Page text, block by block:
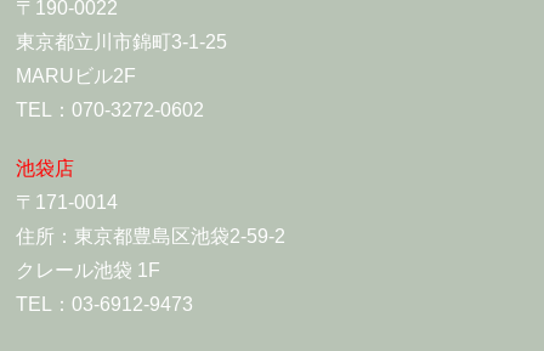
〒190-0022
東京都立川市錦町3-1-25
MARUビル2F
TEL：070-3272-0602
池袋店
〒171-0014
住所：東京都豊島区池袋2-59-2
クレール池袋 1F
TEL：03-6912-9473